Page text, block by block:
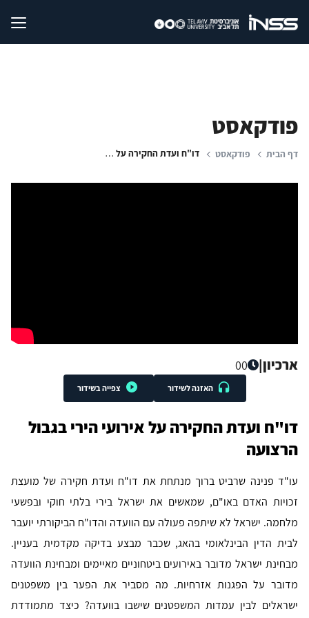
פודקאסט
דף הבית פודקאסט דו"ח ועדת החקירה על אירועי הירי בגבול הרצועה
ארכיון|
00
האזנה לשידור צפייה בשידור
דו"ח ועדת החקירה על אירועי הירי בגבול
הרצועה
עו"ד פנינה שרביט ברוך מנתחת את דו"ח ועדת חקירה של מועצת
זכויות האדם באו"ם, שמאשים את ישראל בירי בלתי חוקי ובפשעי
מלחמה. ישראל לא שיתפה פעולה עם הוועדה והדו"ח הביקורתי יועבר
לבית הדין הבינלאומי בהאג, שכבר מבצע בדיקה מקדמית בעניין.
מבחינת ישראל מדובר באירועים ביטחוניים מאיימים ומבחינת הוועדה
מדובר על הפגנות אזרחיות. מה מסביר את הפער בין משפטנים
ישראלים לבין עמדות המשפטנים שישבו בוועדה? כיצד מתמודדת